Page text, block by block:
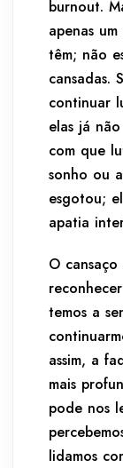
burnout.
apenas
têm; não
cansadas.
continuar
elas já
com que
sonho ou
esgotou;
apatia
O
temos a
assim, a
mais
pode nos
lidamos